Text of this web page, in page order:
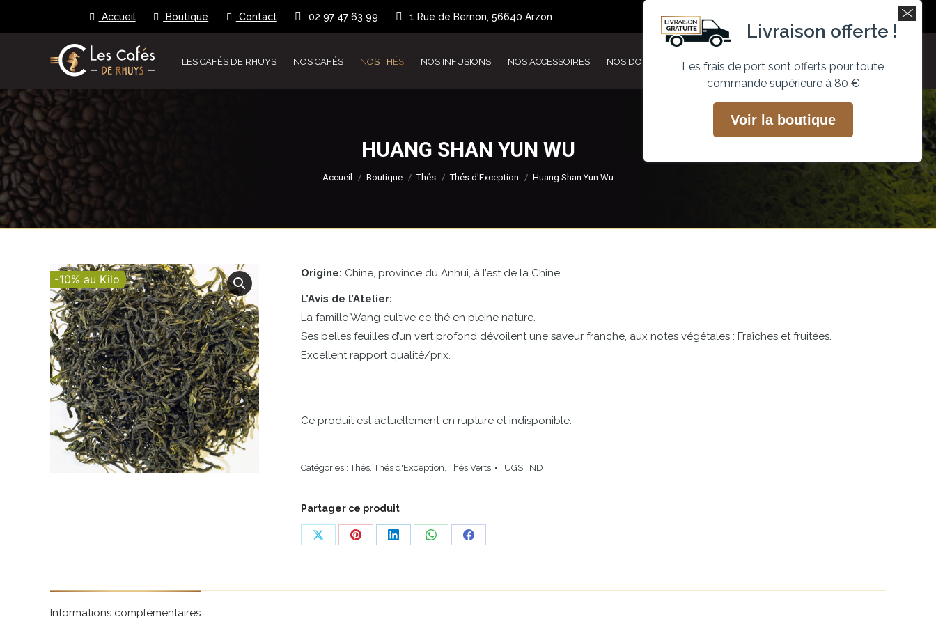
Accueil Boutique Contact 02 97 47 63 99 1 Rue de Bernon, 56640 Arzon Mon compte
Facebook
in
window
Instagram
opens
in
LES CAFÉS DE RHUYS NOS CAFÉS NOS THÉS NOS INFUSIONS NOS ACCESSOIRES NOS DOUCEURS ACTUALITÉS PROFESSIONNEL
HUANG SHAN YUN WU
Vous êtes ici :
Accueil Boutique Thés Thés d'Exception Huang Shan Yun Wu
-10% au Kilo Origine: Chine, province du Anhui, à l’est de la Chine.
L’Avis de l’Atelier:
La famille Wang cultive ce thé en pleine nature.
Ses belles feuilles d’un vert profond dévoilent une saveur franche, aux notes végétales : Fraîches et fruitées.
Excellent rapport qualité/prix.
Ce produit est actuellement en rupture et indisponible.
Catégories :Thés,Thés d'Exception,Thés Verts UGS : ND
Partager ce produit
Share
Share
Share
Share
Share
Informations complémentaires
Livraison offerte !
Les frais de port sont offerts pour toute
commande supérieure à 80 €
Voir la boutique